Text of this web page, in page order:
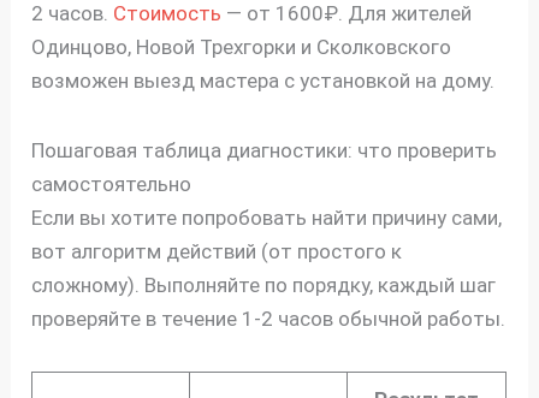
2 часов. Стоимость — от 1600₽. Для жителей
Одинцово, Новой Трехгорки и Сколковского
возможен выезд мастера с установкой на дому.
Пошаговая таблица диагностики: что проверить
самостоятельно
Если вы хотите попробовать найти причину сами,
вот алгоритм действий (от простого к
сложному). Выполняйте по порядку, каждый шаг
проверяйте в течение 1-2 часов обычной работы.